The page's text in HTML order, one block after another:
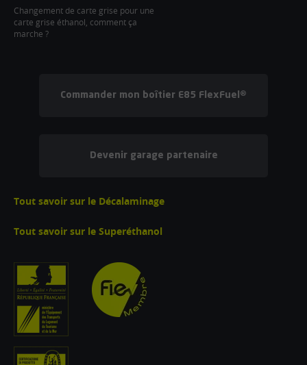
Changement de carte grise pour une
carte grise éthanol, comment ça
marche ?
Commander mon boîtier E85 FlexFuel®
Devenir garage partenaire
Tout savoir sur le Décalaminage
Tout savoir sur le Superéthanol